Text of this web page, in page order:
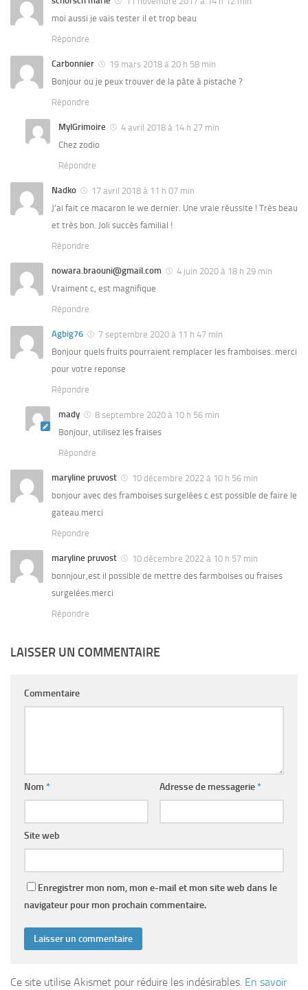
moi aussi je vais tester il et trop beau
Répondre
Carbonnier
19 mars 2018 à 20 h 58 min
Bonjour ou je peux trouver de la pâte à pistache ?
Répondre
MylGrimoire
4 avril 2018 à 14 h 27 min
Chez zodio
Répondre
Nadko
17 avril 2018 à 11 h 07 min
J’ai fait ce macaron le we dernier. Une vraie réussite ! Très beau
et très bon. Joli succès familial !
Répondre
nowara.braouni@gmail.com
4 juin 2020 à 18 h 29 min
Vraiment c, est magnifique
Répondre
Agbig76
7 septembre 2020 à 11 h 47 min
Bonjour quels fruits pourraient remplacer les framboises..merci
pour votre reponse
Répondre
mady
8 septembre 2020 à 10 h 56 min
Bonjour, utilisez les fraises
Répondre
maryline pruvost
10 décembre 2022 à 10 h 56 min
bonjour avec des framboises surgelées c est possible de faire le
gateau.merci
Répondre
maryline pruvost
10 décembre 2022 à 10 h 57 min
bonnjour,est il possible de mettre des farmboises ou fraises
surgelées.merci
Répondre
LAISSER UN COMMENTAIRE
Commentaire
Nom * Adresse de messagerie*
Site web
Enregistrer mon nom, mon e-mail et mon site web dans le
navigateur pour mon prochain commentaire.
Ce site utilise Akismet pour réduire les indésirables. En savoir